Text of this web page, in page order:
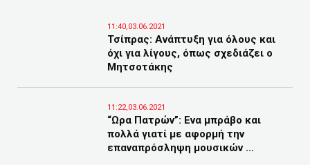
11:40,03.06.2021
Τσίπρας: Ανάπτυξη για όλους και
όχι για λίγους, όπως σχεδιάζει ο
Μητσοτάκης
11:22,03.06.2021
“Ωρα Πατρών”: Ενα μπράβο και
πολλά γιατί με αφορμή την
επαναπρόσληψη μουσικών ...